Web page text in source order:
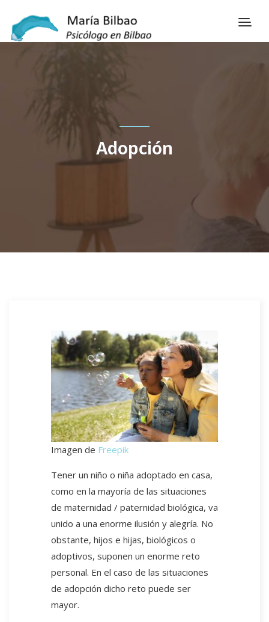
Adopción
Imagen de Freepik
Tener un niño o niña adoptado en casa,
como en la mayoría de las situaciones
de maternidad / paternidad biológica, va
unido a una enorme ilusión y alegría. No
obstante, hijos e hijas, biológicos o
adoptivos, suponen un enorme reto
personal. En el caso de las situaciones
de adopción dicho reto puede ser
mayor.